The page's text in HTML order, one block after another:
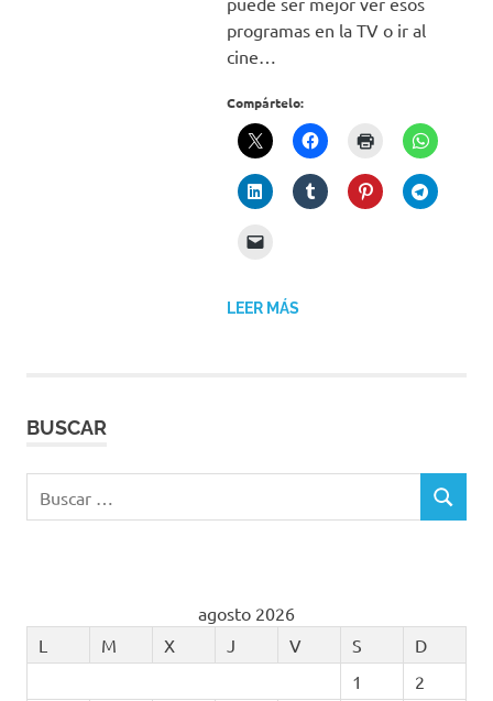
programas en la TV o ir al
cine…
Compártelo:
LEER MÁS
BUSCAR
BUSCAR
agosto 2026
L
M X J V S
D
1
2